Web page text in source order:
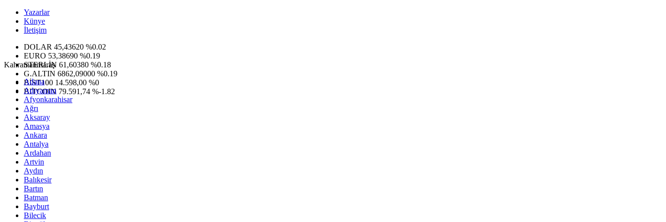
Yazarlar
Künye
İletişim
DOLAR 45,43620 %0.02
EURO 53,38690 %0.19
STERLİN 61,60380 %0.18
G.ALTIN 6862,09000 %0.19
BİST100 14.598,00 %0
BITCOIN 79.591,74 %-1.82
Kahramanmaraş
Adana
Adıyaman
Afyonkarahisar
Ağrı
Aksaray
Amasya
Ankara
Antalya
Ardahan
Artvin
Aydın
Balıkesir
Bartın
Batman
Bayburt
Bilecik